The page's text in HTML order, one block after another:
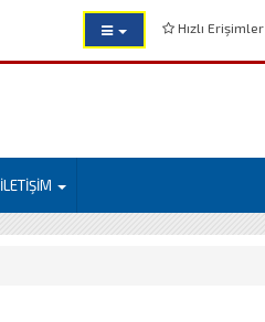
Hızlı Erişimler
İLETİŞİM